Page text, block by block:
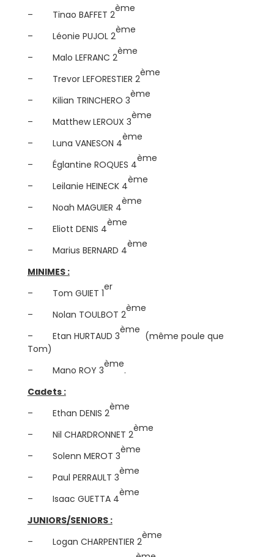
– Tinao BAFFET 2
ème
– Léonie PUJOL 2
ème
– Malo LEFRANC 2
ème
– Trevor LEFORESTIER 2
ème
– Kilian TRINCHERO 3
ème
– Matthew LEROUX 3
ème
– Luna VANESON 4
ème
– Églantine ROQUES 4
ème
– Leilanie HEINECK 4
ème
– Noah MAGUIER 4
ème
– Eliott DENIS 4
ème
– Marius BERNARD 4
ème
MINIMES :
– Tom GUIET 1
er
– Nolan TOULBOT 2
ème
– Etan HURTAUD 3
ème
(même poule que
Tom)
– Mano ROY 3
ème
.
Cadets :
– Ethan DENIS 2
ème
– Nil CHARDRONNET 2
ème
– Solenn MEROT 3
ème
– Paul PERRAULT 3
ème
– Isaac GUETTA 4
ème
JUNIORS/SENIORS :
– Logan CHARPENTIER 2
ème